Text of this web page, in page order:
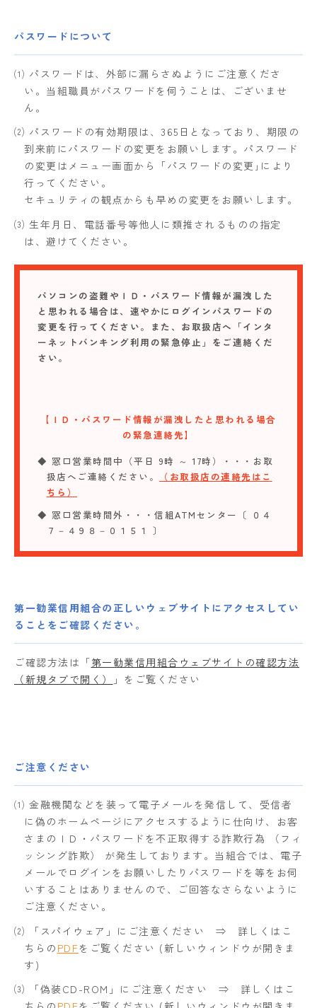
パスワードについて
⑴ パスワードは、外部に漏らさぬようにご注意くださ
い。当組職員がパスワードを伺うことは、ございませ
ん。
⑵ パスワードの有効期限は、365日となっており、期限の
到来前にパスワードの変更をお願いします。パスワード
の変更はメニュー画面から「パスワードの変更｣により
行ってください。
セキュリティの観点からも早めの変更をお願いします。
⑶ 生年月日、電話番号等他人に類推されるものの指定
は、避けてください。
パソコンの盗難やＩＤ・パスワード情報が漏洩した
と思われる場合は、速やかにログインパスワードの
変更を行ってください。また、お取扱店へ「インタ
ーネットバンキング利用の緊急停止」をご連絡くだ
さい。
【ＩＤ・パスワード情報が漏洩したと思われる場合
の緊急連絡先】
◆ 窓口営業時間中（平日 9時 ～ 17時）・・・お取
扱店へご連絡ください。
（お取扱店の連絡先はこ
ちら）
◆ 窓口営業時間外・・・信組ATMセンター〔 ０４
７－４９８－０１５１ 〕
第一勧業信用組合の正しいウェブサイトにアクセスしてい
ることをご確認ください。
ご確認方法は「第一勧業信用組合ウェブサイトの確認方法
」をご覧ください
ご注意ください
⑴ 金融機関などを装って電子メールを発信して、受信者
に偽のホームページにアクセスするように仕向け、お客
さまのＩＤ・パスワードを不正取得する詐欺行為 （フィ
ッシング詐欺） が発生しております。当組合では、電子
メールでログインをお願いしたりパスワードを等をお伺
いすることはありませんので、ご回答なさらないように
ご注意ください。
⑵ 「スパイウェア」にご注意ください ⇒ 詳しくはこ
ちらの PDFをご覧ください (新しいウィンドウが開きま
す)
⑶ 「偽装CD-ROM」にご注意ください ⇒ 詳しくはこ